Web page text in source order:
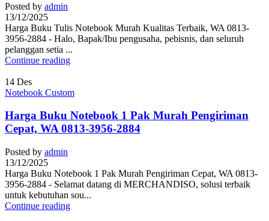
Posted by admin
13/12/2025
Harga Buku Tulis Notebook Murah Kualitas Terbaik, WA 0813-
3956-2884 - Halo, Bapak/Ibu pengusaha, pebisnis, dan seluruh
pelanggan setia ...
Continue reading
14 Des
Notebook Custom
Harga Buku Notebook 1 Pak Murah Pengiriman
Cepat, WA 0813-3956-2884
Posted by admin
13/12/2025
Harga Buku Notebook 1 Pak Murah Pengiriman Cepat, WA 0813-
3956-2884 - Selamat datang di MERCHANDISO, solusi terbaik
untuk kebutuhan sou...
Continue reading